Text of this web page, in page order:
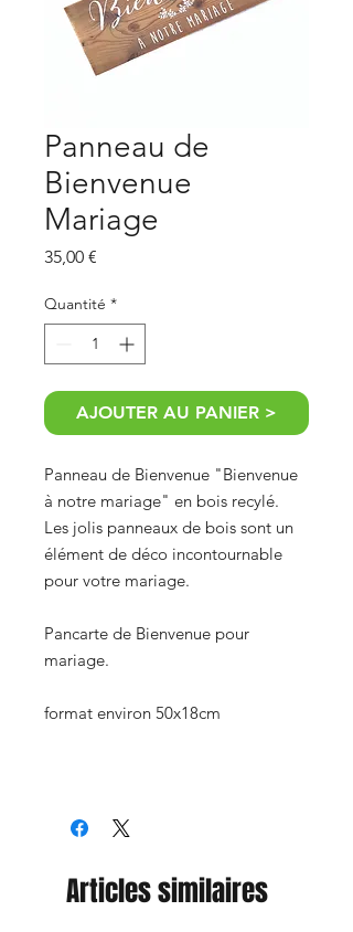
Panneau de
Bienvenue
Mariage
35,00 €
Quantité *
AJOUTER AU PANIER >
Panneau de Bienvenue "Bienvenue
à notre mariage" en bois recylé.
Les jolis panneaux de bois sont un
élément de déco incontournable
pour votre mariage.
Pancarte de Bienvenue pour
mariage.
format environ 50x18cm
Articles similaires